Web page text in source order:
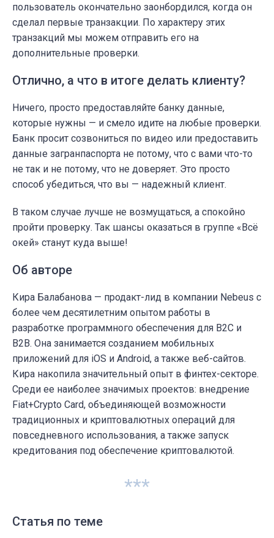
пользователь окончательно заонбордился, когда он
сделал первые транзакции. По характеру этих
транзакций мы можем отправить его на
дополнительные проверки.
Отлично, а что в итоге делать клиенту?
Ничего, просто предоставляйте банку данные,
которые нужны — и смело идите на любые проверки.
Банк просит созвониться по видео или предоставить
данные загранпаспорта не потому, что с вами что-то
не так и не потому, что не доверяет. Это просто
способ убедиться, что вы — надежный клиент.
В таком случае лучше не возмущаться, а спокойно
пройти проверку. Так шансы оказаться в группе «Всё
окей» станут куда выше!
Об авторе
Кира Балабанова — продакт-лид в компании Nebeus с
более чем десятилетним опытом работы в
разработке программного обеспечения для B2C и
B2B. Она занимается созданием мобильных
приложений для iOS и Android, а также веб-сайтов.
Кира накопила значительный опыт в финтех-секторе.
Среди ее наиболее значимых проектов: внедрение
Fiat+Crypto Card, объединяющей возможности
традиционных и криптовалютных операций для
повседневного использования, а также запуск
кредитования под обеспечение криптовалютой.
***
Статья по теме